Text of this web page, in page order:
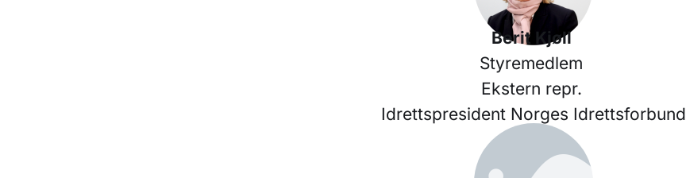
Berit Kjøll
Styremedlem
Ekstern repr.
Idrettspresident Norges Idrettsforbund